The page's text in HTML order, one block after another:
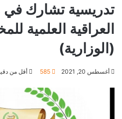
تدريسية تشارك في
العراقية العلمية
(الوزارية)
أغسطس 20, 2021 585 أقل من